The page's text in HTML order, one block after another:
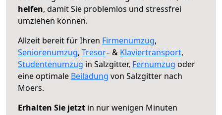
helfen, damit Sie problemlos und stressfrei
umziehen können.
Allzeit bereit für Ihren Firmenumzug,
Seniorenumzug, Tresor– & Klaviertransport,
Studentenumzug in Salzgitter, Fernumzug oder
eine optimale Beiladung von Salzgitter nach
Moers.
Erhalten Sie jetzt in nur wenigen Minuten